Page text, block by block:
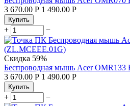
3 670.00 Р 1 490.00 Р
Купить
+ −
Скидка 59%
Беспроводная мышь Acer OMR133
3 670.00 Р 1 490.00 Р
Купить
+ −